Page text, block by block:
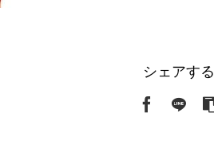
シェアする